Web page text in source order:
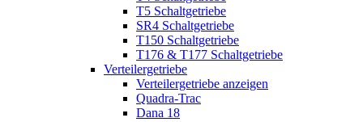
T5 Schaltgetriebe
SR4 Schaltgetriebe
T150 Schaltgetriebe
T176 & T177 Schaltgetriebe
Verteilergetriebe
Verteilergetriebe anzeigen
Quadra-Trac
Dana 18